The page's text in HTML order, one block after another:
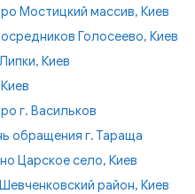
Мостицкий массив, Киев
Голосеево, Киев
Киев
г. Васильков
обращения г. Тараща
Царское село, Киев
район, Киев